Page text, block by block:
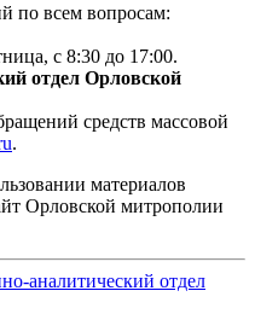
по всем вопросам:
с 8:30 до 17:00.
отдел Орловской
средств массовой
.
материалов
Орловской митрополии
аналитический отдел